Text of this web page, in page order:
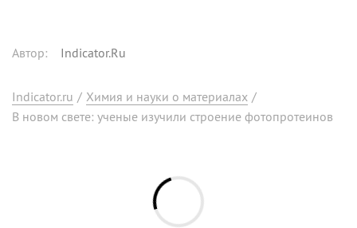
Автор: Indicator.Ru
Indicator.ru / Химия и науки о материалах /
В новом свете: ученые изучили строение фотопротеинов